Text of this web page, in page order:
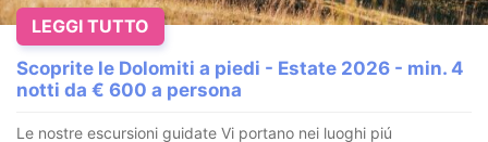
Scoprite le Dolomiti a piedi - Estate 2026 - min. 4
notti da € 600 a persona
Le nostre escursioni guidate Vi portano nei luoghi piú
LEGGI TUTTO